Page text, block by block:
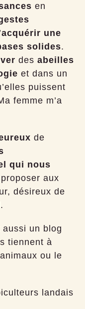
en
acquérir une
solides.
des abeilles
et dans un
puissent
femme m’a
de
qui nous
aux
désireux de
.
aussi un blog
tiennent à
ou le
landais